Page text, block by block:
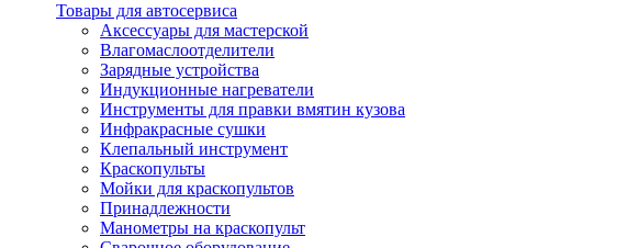
Товары для автосервиса
Аксессуары для мастерской
Влагомаслоотделители
Зарядные устройства
Индукционные нагреватели
Инструменты для правки вмятин кузова
Инфракрасные сушки
Клепальный инструмент
Краскопульты
Мойки для краскопультов
Принадлежности
Манометры на краскопульт